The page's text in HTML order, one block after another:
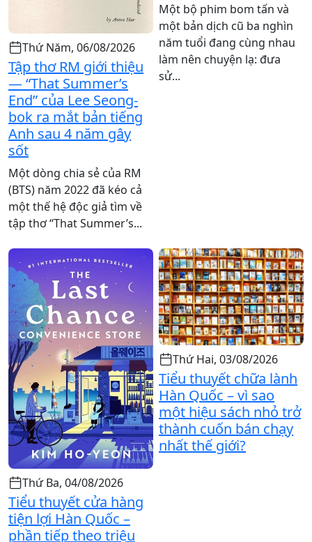
Thứ Năm, 06/08/2026
Tập thơ RM giới thiệu
— “That Summer’s
End” của Lee Seong-
bok ra mắt bản tiếng
Anh sau 4 năm gây
sốt
Một dòng chia sẻ của RM
(BTS) năm 2022 đã kéo cả
một thế hệ độc giả tìm về
tập thơ “That Summer’s...
Một bộ phim bom tấn và
một bản dịch cũ ba nghìn
năm tuổi đang cùng nhau
làm nên chuyện lạ: đưa
sử...
Thứ Ba, 04/08/2026
Tiểu thuyết cửa hàng
tiện lợi Hàn Quốc –
phần tiếp theo triệu
Thứ Hai, 03/08/2026
Tiểu thuyết chữa lành
Hàn Quốc – vì sao
một hiệu sách nhỏ trở
thành cuốn bán chạy
nhất thế giới?